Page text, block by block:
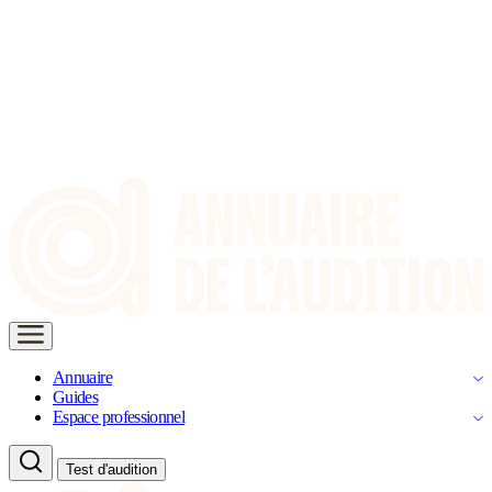
Annuaire
Guides
Espace professionnel
Test d'audition